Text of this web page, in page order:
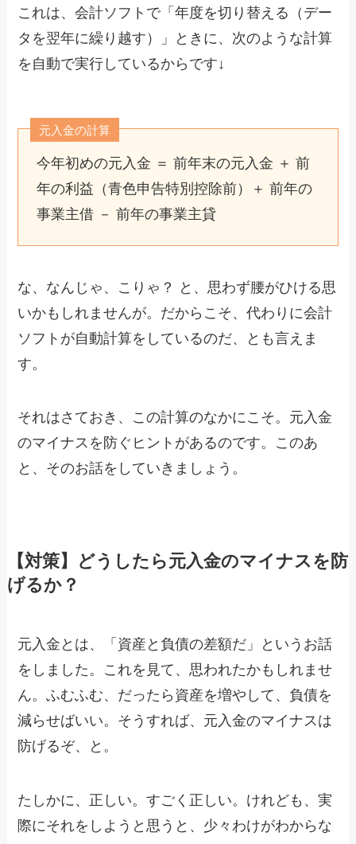
これは、会計ソフトで「年度を切り替える（デー
タを翌年に繰り越す）」ときに、次のような計算
を自動で実行しているからです↓
元入金の計算
今年初めの元入金 ＝ 前年末の元入金 ＋ 前
年の利益（青色申告特別控除前）＋ 前年の
事業主借 － 前年の事業主貸
な、なんじゃ、こりゃ？ と、思わず腰がひける思
いかもしれませんが。だからこそ、代わりに会計
ソフトが自動計算をしているのだ、とも言えま
す。
それはさておき、この計算のなかにこそ。元入金
のマイナスを防ぐヒントがあるのです。このあ
と、そのお話をしていきましょう。
【対策】どうしたら元入金のマイナスを防
げるか？
元入金とは、「資産と負債の差額だ」というお話
をしました。これを見て、思われたかもしれませ
ん。ふむふむ、だったら資産を増やして、負債を
減らせばいい。そうすれば、元入金のマイナスは
防げるぞ、と。
たしかに、正しい。すごく正しい。けれども、実
際にそれをしようと思うと、少々わけがわからな